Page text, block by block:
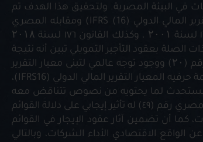
في البيئة المصرية. ولتحقيق هذا الهدف تم
تناول معيار المحاسبة الدولي (17 :IAS) ومقابلة المصري رقم (۲۰) ومعيار التقرير المالي الدولي (16) IFRS) ومقابله المصري
المستحدث رقم (٤٩) ، كذلك تم تناول القانون ٩٥ لسنة ١٩٩٥ والمعدل بالقانون ١٦ لسنة ۲۰۰۱ ، وكذلك القانون ١٧٦ لسنة ۲۰۱۸
بعقود التأجير التمويلي تبين أنه نتيجة
للانتقادات التي تم توجيهها لمعيار المحاسبة الدولي (17 IAS) ومقابله المصري رقم (۲۰) ووجود توجه عالمي لتبنى معيار التقرير
المالي الدولي (IFRS16) ، فقد صدر المعيار المصري رقم (٤٩) الذي يعد بمثابة ترجمة حرفيه المعيار التقرير المالي الدولي (IFRS16)،
تبنى هذا المعيار المستحدث لما يحتويه من نصوص تتناقض معه
وإصدار القانون ١٧٦ لسنة ۲۰۱۸ وانتهت الدراسة إلى أن تطبيق معيار المحاسبة المصري رقم (٤٩) له تأثير إيجابي على دلالة القوائم
أن تضمين آثار عقود الإيجار في القوائم
الاقتصادي الأداء الشركات، وبالتالي